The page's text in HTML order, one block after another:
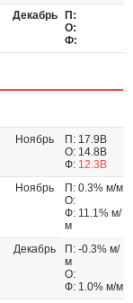
Декабрь
П:
О:
Ф:
Ноябрь
П: 17.9B
О: 14.8B
Ф: 12.3B
Ноябрь
П: 0.3% м/м
О:
Ф: 11.1% м/
м
Декабрь
П: -0.3% м/
м
О:
Ф: 1.0% м/м